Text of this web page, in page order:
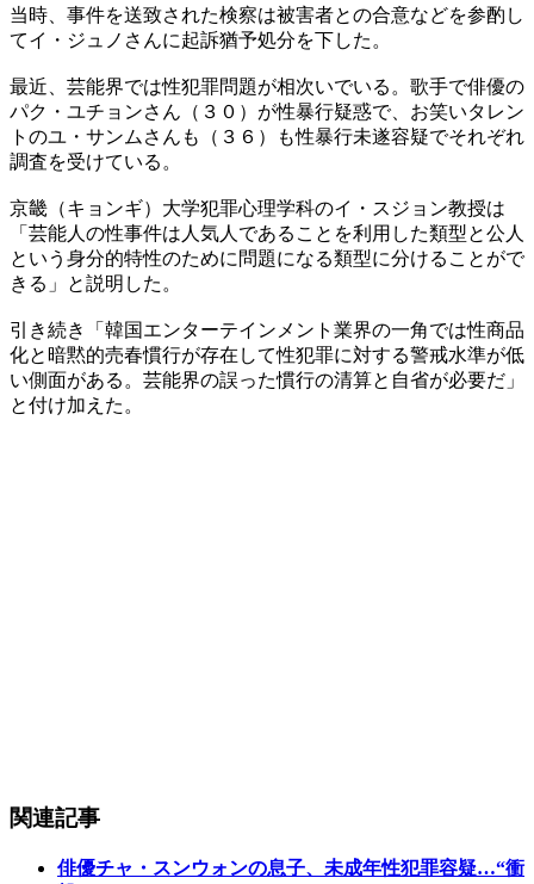
当時、事件を送致された検察は被害者との合意などを参酌し
てイ・ジュノさんに起訴猶予処分を下した。
最近、芸能界では性犯罪問題が相次いでいる。歌手で俳優の
パク・ユチョンさん（３０）が性暴行疑惑で、お笑いタレン
トのユ・サンムさんも（３６）も性暴行未遂容疑でそれぞれ
調査を受けている。
京畿（キョンギ）大学犯罪心理学科のイ・スジョン教授は
「芸能人の性事件は人気人であることを利用した類型と公人
という身分的特性のために問題になる類型に分けることがで
きる」と説明した。
引き続き「韓国エンターテインメント業界の一角では性商品
化と暗黙的売春慣行が存在して性犯罪に対する警戒水準が低
い側面がある。芸能界の誤った慣行の清算と自省が必要だ」
と付け加えた。
関連記事
俳優チャ・スンウォンの息子、未成年性犯罪容疑…“衝